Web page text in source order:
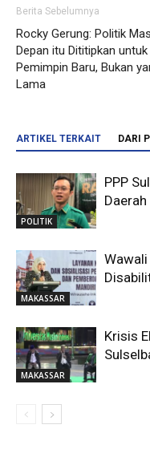
Berita Sebelumnya
Rocky Gerung: Politik
Depan itu Dititipkan untuk
Pemimpin Baru, Bukan
Lama
ARTIKEL TERKAIT DARI
POLITIK
PPP
MAKASSAR
MAKASSAR
Krisis